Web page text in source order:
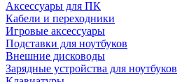
Аксессуары для ПК
Кабели и переходники
Игровые аксессуары
Подставки для ноутбуков
Внешние дисководы
Зарядные устройства для ноутбуков